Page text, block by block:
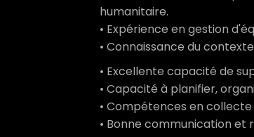
humanitaire.
• Expérience en gestion
• Connaissance du
• Excellente capacité de
• Capacité à planifier,
• Compétences en
• Bonne communication